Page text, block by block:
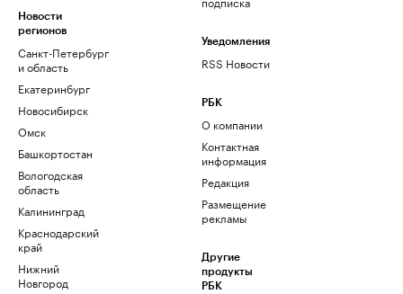
Новости
регионов
Санкт-Петербург
и область
Екатеринбург
Новосибирск
Омск
Башкортостан
Вологодская
область
Калининград
Краснодарский
край
Нижний
Новгород
Уведомления
RSS Новости
РБК
О компании
Контактная
информация
Редакция
Размещение
рекламы
Другие
продукты
РБК